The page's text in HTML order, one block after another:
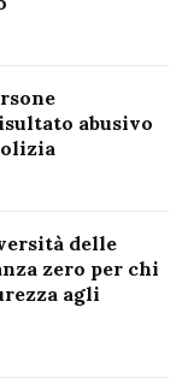
abusivo
delle
zero per chi
agli